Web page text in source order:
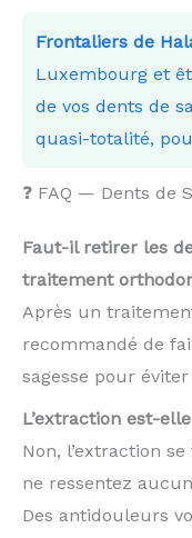
Frontaliers de
Luxembourg et
de vos dents de
quasi-totalité,
❓ FAQ — Dents de
Faut-il retirer les
traitement
Après un
recommandé de
sagesse pour
L’extraction est-
Non, l’extraction
ne ressentez
Des antidouleurs